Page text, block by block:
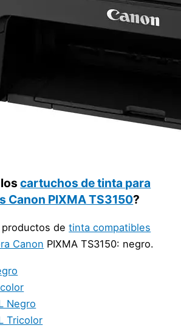
loscartuchos de tinta para
Canon PIXMA TS3150?
productos detinta compatibles
Canon PIXMA TS3150: negro.
Negro
Tricolor